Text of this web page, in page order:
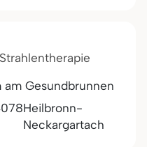
Gesundbrunnen
Heilbronn-
Neckargartach